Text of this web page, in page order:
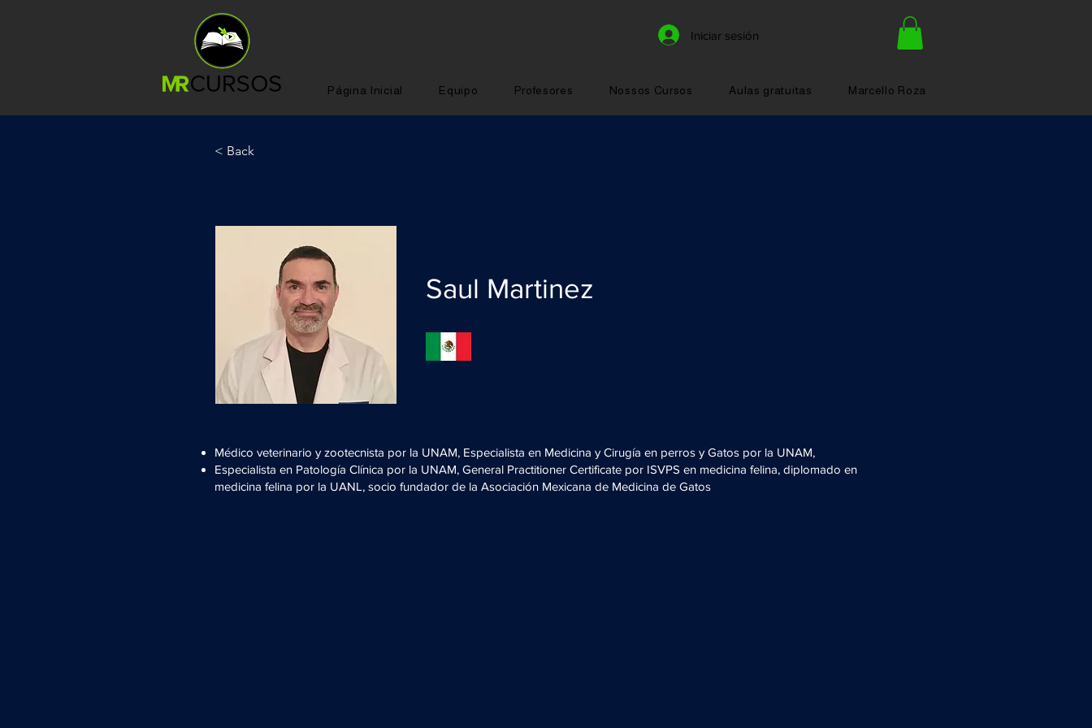
Iniciar sesión
Página Inicial Equipo Profesores Nossos Cursos Aulas gratuitas Marcello Roza
< Back
Saul Martinez
Médico veterinario y zootecnista por la UNAM, Especialista en Medicina y Cirugía en perros y Gatos por la UNAM,
Especialista en Patología Clínica por la UNAM, General Practitioner Certificate por ISVPS en medicina felina, diplomado en
medicina felina por la UANL, socio fundador de la Asociación Mexicana de Medicina de Gatos